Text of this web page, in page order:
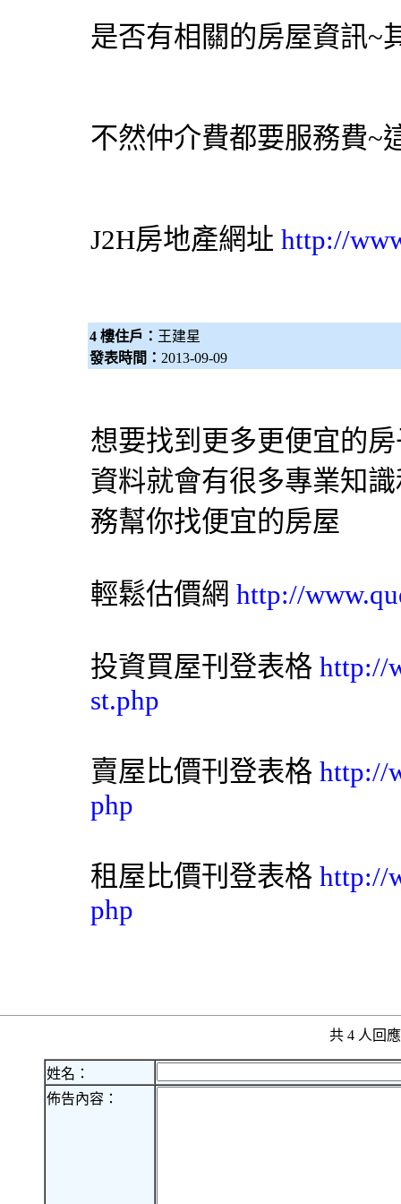
是否有相關的房屋資訊~
不然仲介費都要服務費~
J2H房地產網址 http://
4 樓住戶： 王建星
發表時間： 2013-09-09
想要找到更多更便宜的
資料就會有很多專業知
務幫你找便宜的房屋
輕鬆估價網 http://
投資買屋刊登表格 http://
st.php
賣屋比價刊登表格 http://
php
租屋比價刊登表格 http://
php
共 4 人回
姓名：
佈告內容：